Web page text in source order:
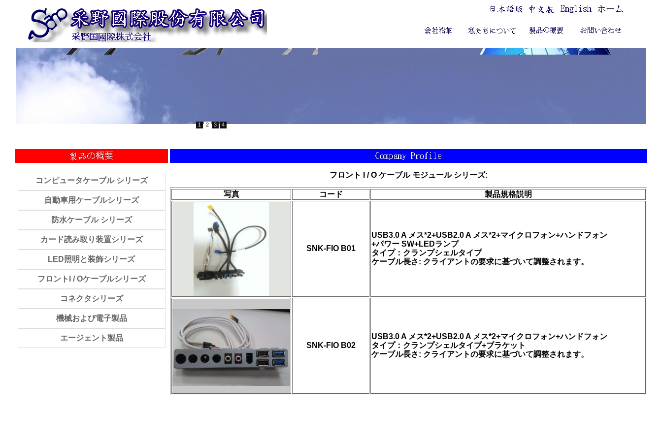
1 2 3 4
コンピュータケーブル シリーズ
自動車用ケーブルシリーズ
防水ケーブル シリーズ
カード読み取り装置シリーズ
LED照明と装飾シリーズ
フロントI / Oケーブルシリーズ
コネクタシリーズ
機械および電子製品
エージェント製品
フロント I / O ケーブル モジュール シリーズ:
写真 コード 製品規格説明
SNK-FIO B01
USB3.0 A メス*2+USB2.0 A メス*2+マイクロフォン+ハンドフォン
+パワー SW+LEDランプ
タイプ：クランプシェルタイプ
ケーブル長さ: クライアントの要求に基づいて調整されます。
SNK-FIO B02
USB3.0 A メス*2+USB2.0 A メス*2+マイクロフォン+ハンドフォン
タイプ：クランプシェルタイプ+ブラケット
ケーブル長さ: クライアントの要求に基づいて調整されます。